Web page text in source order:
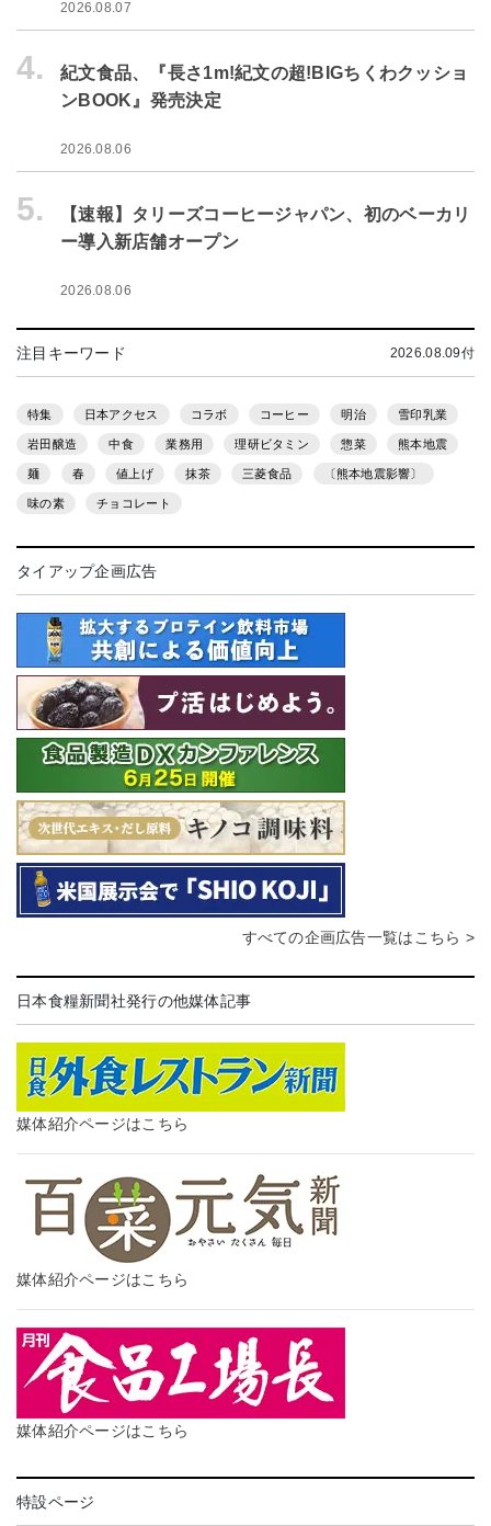
2026.08.07
4.
紀文食品、『長さ1m!紀文の超!BIGちくわクッショ
ンBOOK』発売決定
2026.08.06
5.
【速報】タリーズコーヒージャパン、初のベーカリ
ー導入新店舗オープン
2026.08.06
注目キーワード 2026.08.09付
特集 日本アクセス コラボ コーヒー 明治 雪印乳業
岩田醸造 中食 業務用 理研ビタミン 惣菜 熊本地震
麺 春 値上げ 抹茶 三菱食品 〔熊本地震影響〕
味の素 チョコレート
タイアップ企画広告
すべての企画広告一覧はこちら >
日本食糧新聞社発行の他媒体記事
媒体紹介ページはこちら
媒体紹介ページはこちら
媒体紹介ページはこちら
特設ページ